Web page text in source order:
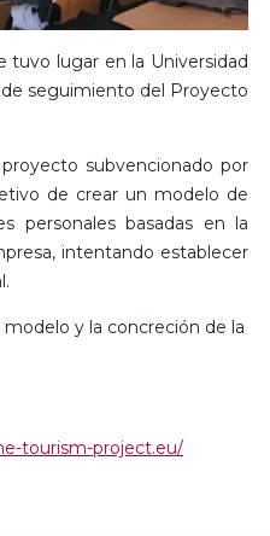
tuvo lugar en la Universidad
seguimiento del Proyecto
subvencionado por
de crear un modelo de
personales basadas en la
intentando establecer
y la concreción de la
tourism-project.eu/